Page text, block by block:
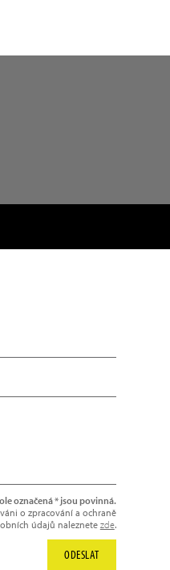
označená * jsou povinná.
o zpracování a ochraně
údajů naleznetezde.
ODESLAT